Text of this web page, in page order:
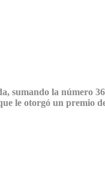
sumando la número
le otorgó un premio